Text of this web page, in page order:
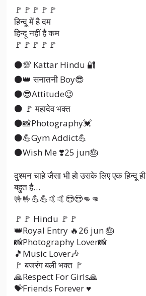
🚩🚩🚩🚩🚩
हिन्दू में है दम
हिन्दू नहीं है कम
🚩🚩🚩🚩🚩
⚫💯 Kattar Hindu 🔐
⚫👑 सनातनी Boy😎
⚫😎Attitude😉
⚫ 🚩 महादेव भक्त
⚫📸Photography💓
⚫💪Gym Addict💪
⚫Wish Me ❣️25 jun🎂
दुश्मन चाहे जैसा भी हो उसके लिए एक हिन्दू ही
बहुत है…
🤟🤟💪💪🤙🤙😎😎👊👊
🚩🚩 Hindu 🚩🚩
👑Royal Entry 🔥26 jun 🎂
📸Photography Lover📸
🎵Music Lover🎶
🚩 बजरंग बली भक्त 🚩
🙏Respect For Girls🙏
💝Friends Forever ♥️